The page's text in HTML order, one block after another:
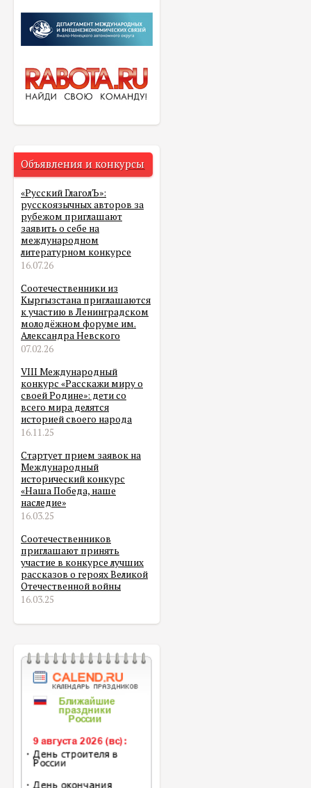
Объявления и конкурсы
«Русский ГлаголЪ»:
русскоязычных авторов за
рубежом приглашают
заявить о себе на
международном
литературном конкурсе
16.07.26
Соотечественники из
Кыргызстана приглашаются
к участию в Ленинградском
молодёжном форуме им.
Александра Невского
07.02.26
VIII Международный
конкурс «Расскажи миру о
своей Родине»: дети со
всего мира делятся
историей своего народа
16.11.25
Стартует прием заявок на
Международный
исторический конкурс
«Наша Победа, наше
наследие»
16.03.25
Соотечественников
приглашают принять
участие в конкурсе лучших
рассказов о героях Великой
Отечественной войны
16.03.25